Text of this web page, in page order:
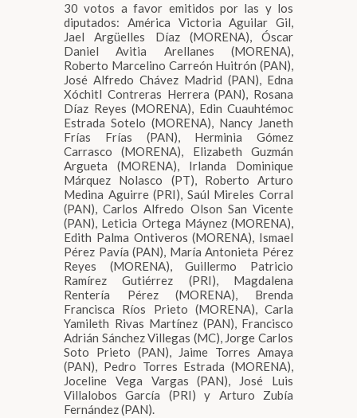
30 votos a favor emitidos por las y los
diputados: América Victoria Aguilar Gil,
Jael Argüelles Díaz (MORENA), Óscar
Daniel Avitia Arellanes (MORENA),
Roberto Marcelino Carreón Huitrón (PAN),
José Alfredo Chávez Madrid (PAN), Edna
Xóchitl Contreras Herrera (PAN), Rosana
Díaz Reyes (MORENA), Edin Cuauhtémoc
Estrada Sotelo (MORENA), Nancy Janeth
Frías Frías (PAN), Herminia Gómez
Carrasco (MORENA), Elizabeth Guzmán
Argueta (MORENA), Irlanda Dominique
Márquez Nolasco (PT), Roberto Arturo
Medina Aguirre (PRI), Saúl Mireles Corral
(PAN), Carlos Alfredo Olson San Vicente
(PAN), Leticia Ortega Máynez (MORENA),
Edith Palma Ontiveros (MORENA), Ismael
Pérez Pavía (PAN), María Antonieta Pérez
Reyes (MORENA), Guillermo Patricio
Ramírez Gutiérrez (PRI), Magdalena
Rentería Pérez (MORENA), Brenda
Francisca Ríos Prieto (MORENA), Carla
Yamileth Rivas Martínez (PAN), Francisco
Adrián Sánchez Villegas (MC), Jorge Carlos
Soto Prieto (PAN), Jaime Torres Amaya
(PAN), Pedro Torres Estrada (MORENA),
Joceline Vega Vargas (PAN), José Luis
Villalobos García (PRI) y Arturo Zubía
Fernández (PAN).